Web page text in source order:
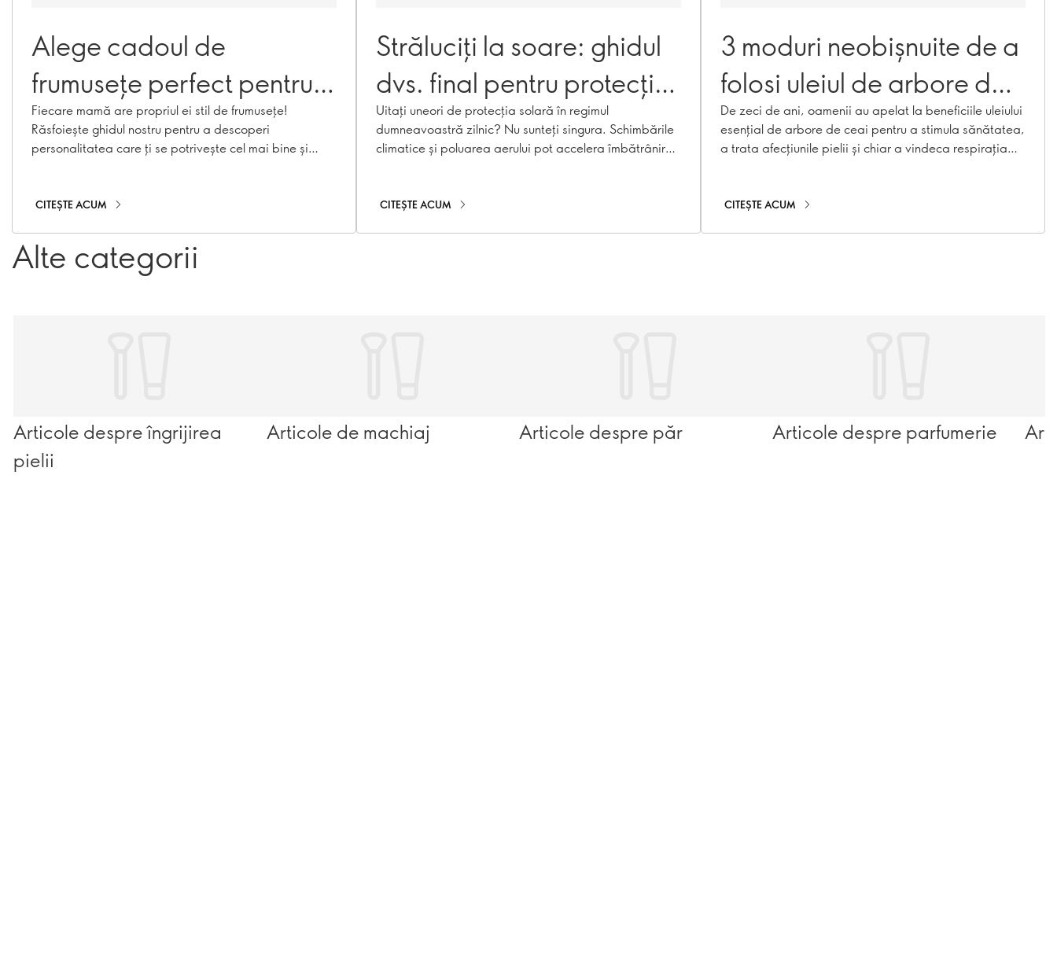
Alege cadoul de
frumusețe perfect pentru
Ziua Mamei, în funcție de
personalitatea ei
Fiecare mamă are propriul ei stil de frumusețe!
Răsfoiește ghidul nostru pentru a descoperi
personalitatea care ți se potrivește cel mai bine și
CITEȘTE ACUM
Străluciți la soare: ghidul
dvs. final pentru protecția
solară
Uitați uneori de protecția solară în regimul
dumneavoastră zilnic? Nu sunteți singura. Schimbările
climatice și poluarea aerului pot accelera îmbătrânirea
solară, inclusiv creme de protecție solară, creme
CITEȘTE ACUM
3 moduri neobișnuite de a
folosi uleiul de arbore de
ceai
De zeci de ani, oamenii au apelat la beneficiile uleiului
esențial de arbore de ceai pentru a stimula sănătatea,
a trata afecțiunile pielii și chiar a vindeca respirația
pentru dvs. în moduri la care poate nu vă așteptați!
CITEȘTE ACUM
Alte categorii
Articole despre îngrijirea
pielii
Articole de machiaj Articole despre păr Articole despre parfumerie